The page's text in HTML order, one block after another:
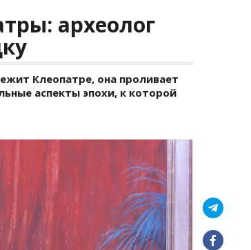
археолог
Клеопатре, она проливает
аспекты эпохи, к которой